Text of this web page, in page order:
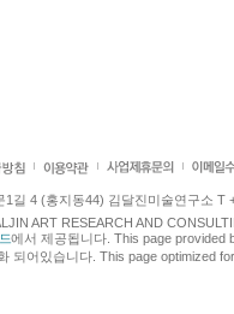
1길 4 (홍지동44) 김달진미술연구소 T
ART RESEARCH AND
에서 제공됩니다. This page provided
되어있습니다. This page optimized